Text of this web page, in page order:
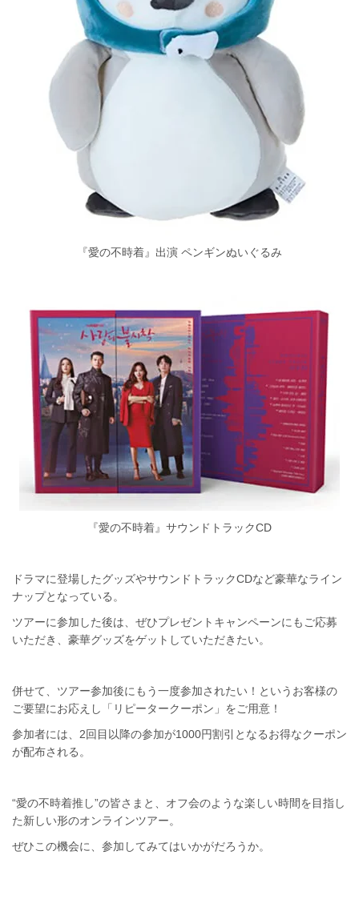
『愛の不時着』出演 ペンギンぬいぐるみ
『愛の不時着』サウンドトラックCD
ドラマに登場したグッズやサウンドトラックCDなど豪華なライン
ナップとなっている。
ツアーに参加した後は、ぜひプレゼントキャンペーンにもご応募
いただき、豪華グッズをゲットしていただきたい。
併せて、ツアー参加後にもう一度参加されたい！というお客様の
ご要望にお応えし「リピータークーポン」をご用意！
参加者には、2回目以降の参加が1000円割引となるお得なクーポン
が配布される。
“愛の不時着推し”の皆さまと、オフ会のような楽しい時間を目指し
た新しい形のオンラインツアー。
ぜひこの機会に、参加してみてはいかがだろうか。